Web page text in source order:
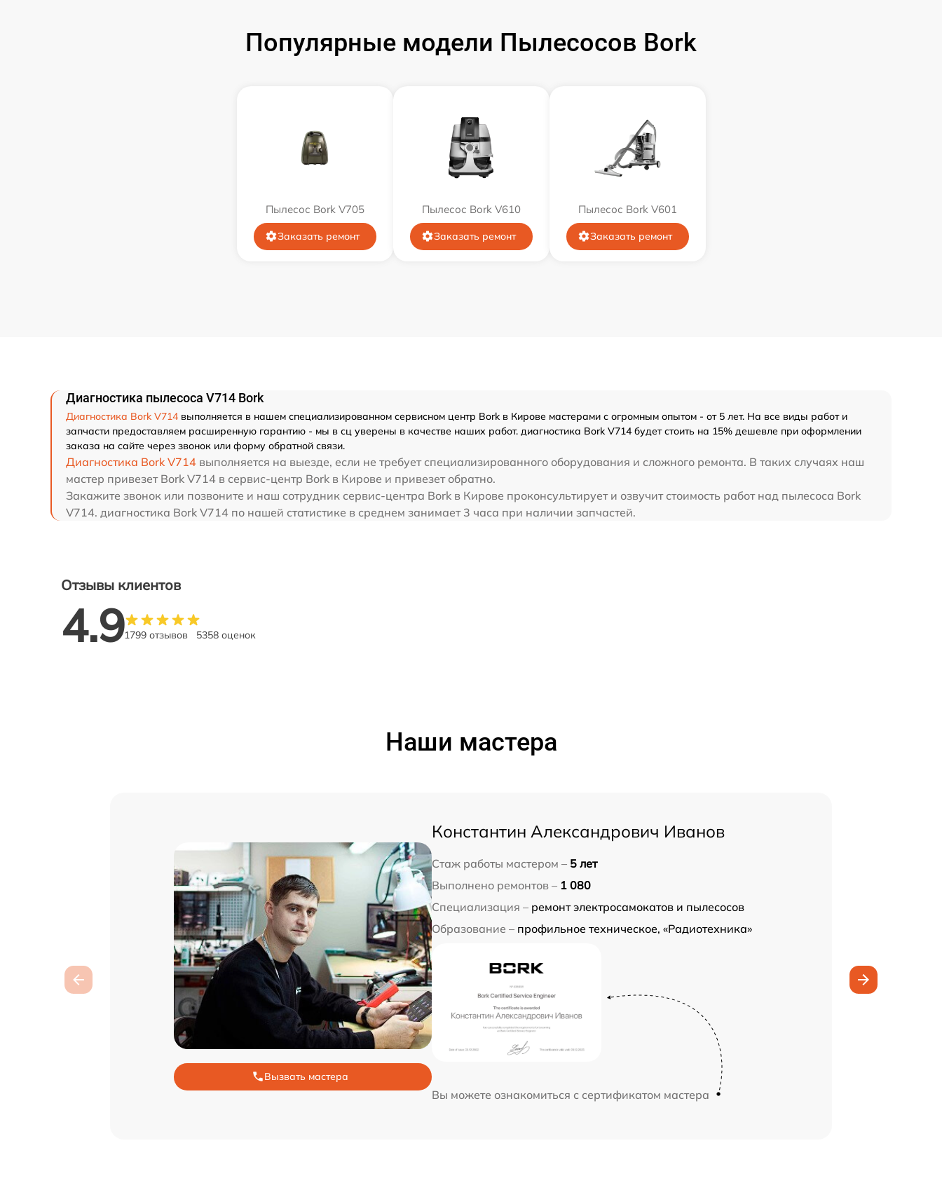
Популярные модели Пылесосов Bork
Пылесос Bork V705
Заказать ремонт
Пылесос Bork V610
Заказать ремонт
Пылесос Bork V601
Заказать ремонт
Диагностика пылесоса V714 Bork
Диагностика Bork V714 выполняется в нашем специализированном сервисном центр Bork в Кирове мастерами с огромным опытом - от 5 лет. На все виды работ и
запчасти предоставляем расширенную гарантию - мы в сц уверены в качестве наших работ. диагностика Bork V714 будет стоить на 15% дешевле при оформлении
заказа на сайте через звонок или форму обратной связи.
Диагностика Bork V714 выполняется на выезде, если не требует специализированного оборудования и сложного ремонта. В таких случаях наш
мастер привезет Bork V714 в сервис-центр Bork в Кирове и привезет обратно.
Закажите звонок или позвоните и наш сотрудник сервис-центра Bork в Кирове проконсультирует и озвучит стоимость работ над пылесоса Bork
V714. диагностика Bork V714 по нашей статистике в среднем занимает 3 часа при наличии запчастей.
Отзывы клиентов
4.91799 отзывов 5358 оценок
Наши мастера
Вызвать мастера
Константин Александрович Иванов
Стаж работы мастером – 5 лет
Выполнено ремонтов – 1 080
Специализация – ремонт электросамокатов и пылесосов
Образование – профильное техническое, «Радиотехника»
Вы можете ознакомиться с сертификатом мастера